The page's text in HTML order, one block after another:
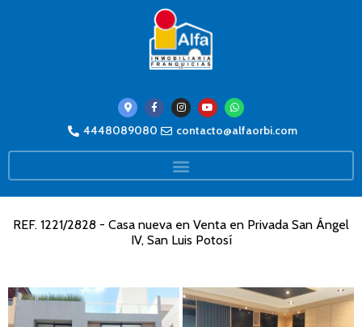
4448089080 contacto@alfaorbi.com
REF. 1221/2828 - Casa nueva en Venta en Privada San Ángel
IV, San Luis Potosí